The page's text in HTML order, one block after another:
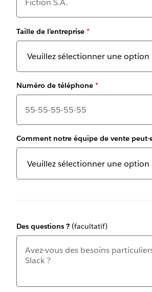
Taille de l’entreprise *
Numéro de téléphone *
Comment notre équipe de vente peut-
Des questions ? (facultatif)